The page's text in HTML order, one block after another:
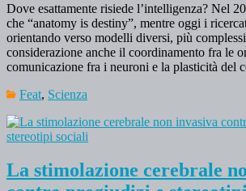
Dove esattamente risiede l’intelligenza? Nel
che “anatomy is destiny”, mentre oggi i
orientando verso modelli diversi, più
considerazione anche il coordinamento fra le
comunicazione fra i neuroni e la plasticità del
Feat, Scienza
La stimolazione cerebrale